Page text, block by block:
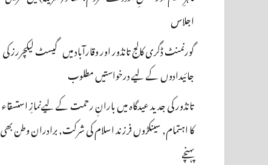
اجلاس
گورنمنٹ ڈگری کالج تانڈور اور وقارآباد میں گیسٹ لیکچررز کی
جائیدادوں کے لیے درخواستیں مطلوب
تانڈور کی جدید عیدگاہ میں بارانِ رحمت کے لیےنمازِ استسقاء
کا اہتمام, سینکڑوں فرزند اسلام کی شرکت, برادران وطن بھی
پہنچے